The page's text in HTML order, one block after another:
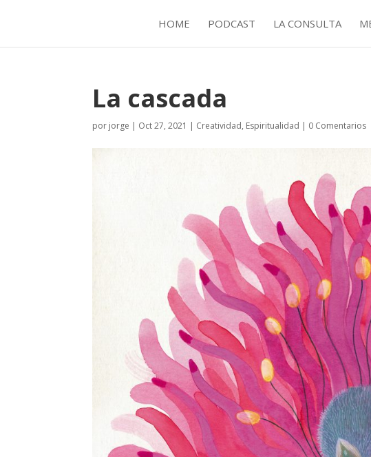
HOME PODCAST LA CONSULTA
La cascada
por jorge | Oct 27, 2021 | Creatividad, Espiritualidad | 0 Comentarios